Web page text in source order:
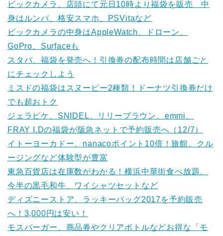
ビックカメラ、店頭にて元日10時より福袋を販売 中
身はルンバ、格安スマホ、PSVitaなど
ビックカメラの中身はAppleWatch、ドローン、
GoPro、Surfaceも
スタバ、福袋を発売へ！引換券の配布時間は店舗ごと
にチェックしよう
ミスドの福袋はスヌーピー2種類！ドーナツ引換券だけ
でも超おトク
ジェラピケ、SNIDEL、リリーブラウン、emmi、
FRAY I.Dの福袋が阪急ネットで予約販売へ（12/7）
イトーヨーカドー、nanacoポイント10倍！旅館、クル
ージングなど体験型が豊富
東急百貨店は在庫数がわかる！横浜中華街食べ放題、
今半の黒毛和牛、ワイシャツセットなど
ディズニーストア、ラッキーバッグ2017を予約販売
へ！3,000円は安い！
モスバーガー、商品券やクリアボトルなどお得な「モ